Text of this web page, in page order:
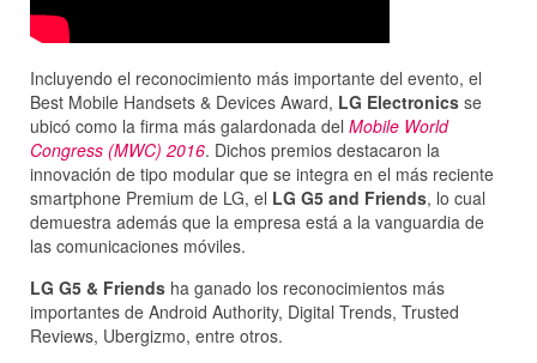
Incluyendo el reconocimiento más importante del evento, el
Best Mobile Handsets & Devices Award, LG Electronics se
ubicó como la firma más galardonada del Mobile World
Congress (MWC) 2016. Dichos premios destacaron la
innovación de tipo modular que se integra en el más reciente
smartphone Premium de LG, el LG G5 and Friends, lo cual
demuestra además que la empresa está a la vanguardia de
las comunicaciones móviles.
LG G5 & Friends ha ganado los reconocimientos más
importantes de Android Authority, Digital Trends, Trusted
Reviews, Ubergizmo, entre otros.